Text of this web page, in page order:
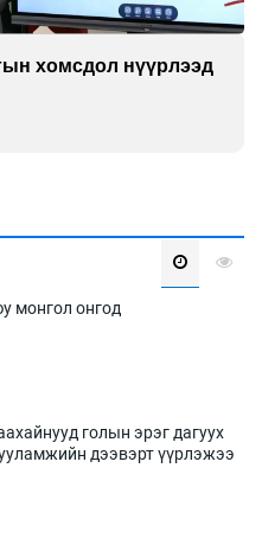
Ц.Сандаг-Очир
монгол онгод
голын эрэг дагуух
дээвэрт үүрлэжээ